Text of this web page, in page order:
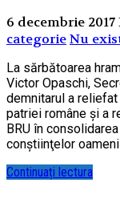
6 decembrie 2017
categorieNu
La sărbătoarea
Victor Opaschi,
demnitarul a
patriei române şi a
BRU în
conştiinţelor
Continuați lectura